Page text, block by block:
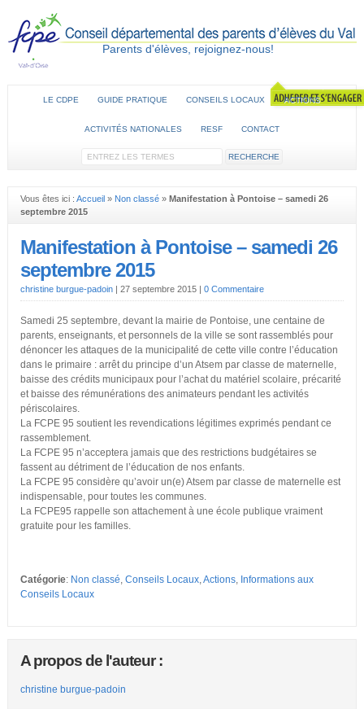
Parents d'élèves, rejoignez-nous!
LE CDPE GUIDE PRATIQUE CONSEILS LOCAUX ACTIONS
ACTIVITÉS NATIONALES RESF CONTACT
Vous êtes ici : Accueil» Non classé» Manifestation à Pontoise – samedi 26
septembre 2015
Manifestation à Pontoise – samedi 26
septembre 2015
christine burgue-padoin| 27 septembre 2015 | 0 Commentaire
Samedi 25 septembre, devant la mairie de Pontoise, une centaine de
parents, enseignants, et personnels de la ville se sont rassemblés pour
dénoncer les attaques de la municipalité de cette ville contre l’éducation
dans le primaire : arrêt du principe d’un Atsem par classe de maternelle,
baisse des crédits municipaux pour l’achat du matériel scolaire, précarité
et baisse des rémunérations des animateurs pendant les activités
périscolaires.
La FCPE 95 soutient les revendications légitimes exprimés pendant ce
rassemblement.
La FCPE 95 n’acceptera jamais que des restrictions budgétaires se
fassent au détriment de l’éducation de nos enfants.
La FCPE 95 considère qu’avoir un(e) Atsem par classe de maternelle est
indispensable, pour toutes les communes.
La FCPE95 rappelle son attachement à une école publique vraiment
gratuite pour les familles.
Catégorie: Non classé, Conseils Locaux,Actions, Informations aux
Conseils Locaux
A propos de l'auteur :
christine burgue-padoin